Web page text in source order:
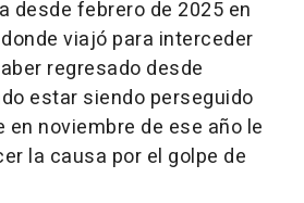
desde febrero de 2025 en
viajó para interceder
regresado desde
estar siendo perseguido
en noviembre de ese año le
la causa por el golpe de